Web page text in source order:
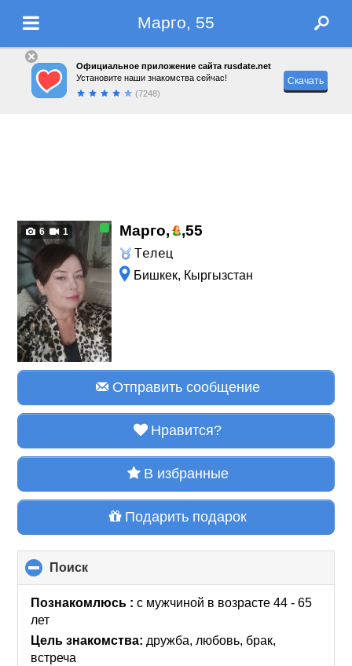
Марго, 55
Официальное приложение сайта rusdate.net
Установите наши знакомства сейчас!
(7248)
Скачать
6 1 Марго, ,55
Телец
Бишкек, Кыргызстан
Отправить сообщение
Нравится?
В избранные
Подарить подарок
Поиск
to
collapse
Познакомлюсь :с мужчиной в возрасте 44 - 65
лет
Цель знакомства: дружба, любовь, брак,
встреча